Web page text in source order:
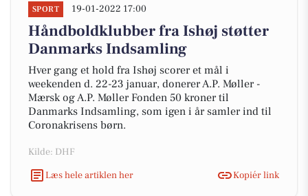
SPORT 19-01-2022 17:00
Håndboldklubber fra Ishøj støtter
Danmarks Indsamling
Hver gang et hold fra Ishøj scorer et mål i
weekenden d. 22-23 januar, donerer A.P. Møller -
Mærsk og A.P. Møller Fonden 50 kroner til
Danmarks Indsamling, som igen i år samler ind til
Coronakrisens børn.
Kilde: DHF
Læs hele artiklen her
Kopiér link